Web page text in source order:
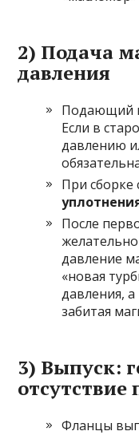
2) Подача
давления
Подающий
Если в
давлению
При сборке
После
давление
«новая
давления,
забитая
3) Выпуск:
отсутствие
Фланцы